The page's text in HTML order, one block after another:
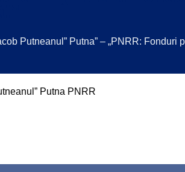
Putneanul” Putna” – „PNRR: Fonduri
Putna PNRR